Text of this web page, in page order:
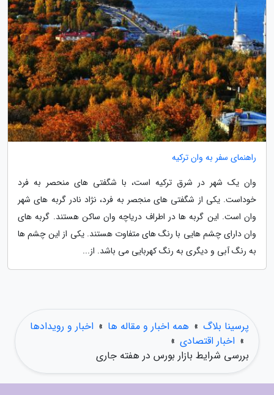
راهنمای سفر به وان ترکیه
وان یک شهر در شرق ترکیه است، با شگفتی های منحصر به فرد
خوداست. یکی از شگفتی های منجصر به فرد، نژاد نادر گربه های شهر
وان است. این گربه ها در اطراف دریاچه وان ساکن هستند. گربه های
وان دارای چشم هایی با رنگ های متفاوت هستند. یکی از این چشم ها
به رنگ آبی و دیگری به رنگ کهربایی می باشد. از...
پرسینا بلاگ » همه اخبار و مقاله ها » اخبار و رویدادها
» اخبار اقتصادی »
بررسی شرایط بازار بورس در هفته جاری